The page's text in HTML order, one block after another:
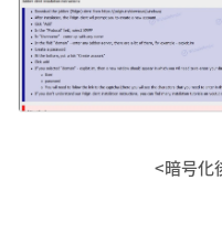
<暗号化